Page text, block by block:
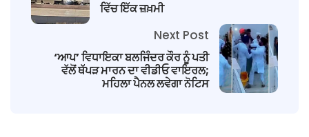
ਵਿੱਚ ਇੱਕ ਜ਼ਖ਼ਮੀ
Next Post
‘ਆਪ’ ਵਿਧਾਇਕਾ ਬਲਜਿੰਦਰ ਕੌਰ ਨੂੰ ਪਤੀ
ਵੱਲੋਂ ਥੱਪੜ ਮਾਰਨ ਦਾ ਵੀਡੀਓ ਵਾਇਰਲ;
ਮਹਿਲਾ ਪੈਨਲ ਲਵੇਗਾ ਨੋਟਿਸ